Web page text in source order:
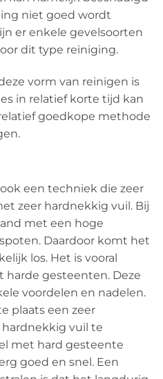
niet goed wordt
er enkele gevelsoorten
dit type reiniging.
vorm van reinigen is
in relatief korte tijd kan
goedkope methode
een techniek die zeer
zeer hardnekkig vuil. Bij
met een hoge
Daardoor komt het
los. Het is vooral
harde gesteenten. Deze
voordelen en nadelen.
plaats een zeer
vuil te
met hard gesteente
goed en snel. Een